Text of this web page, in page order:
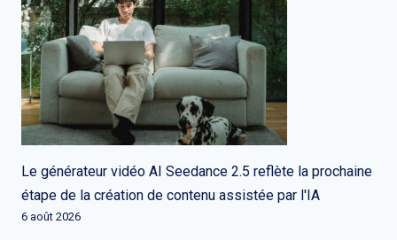
Le générateur vidéo AI Seedance 2.5 reflète la prochaine
étape de la création de contenu assistée par l'IA
6 août 2026